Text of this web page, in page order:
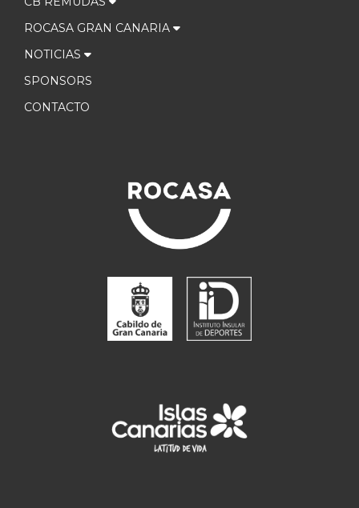
ROCASA GRAN CANARIA
NOTICIAS
SPONSORS
CONTACTO